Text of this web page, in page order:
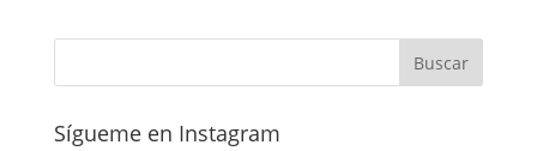
Sígueme en Instagram